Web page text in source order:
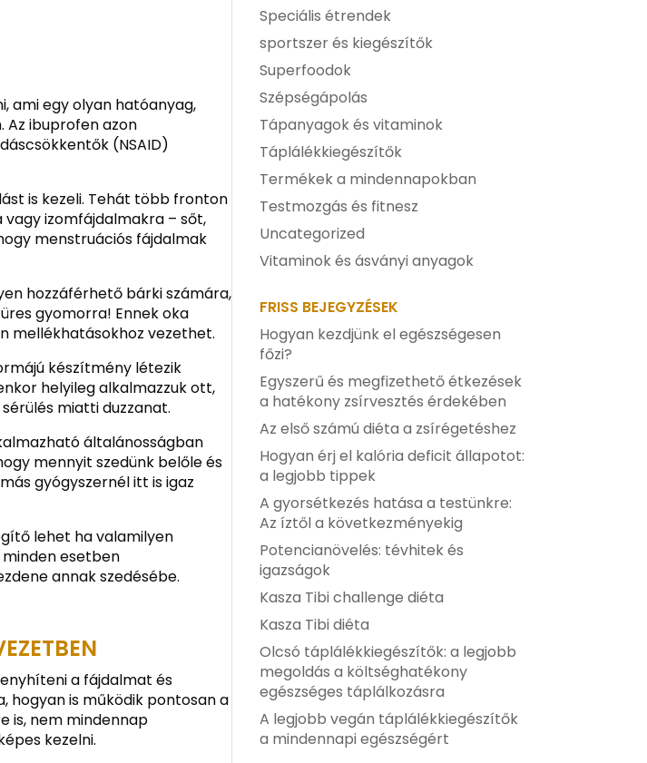
ami egy olyan hatóanyag,
Az ibuprofen azon
(NSAID)
is kezeli. Tehát több fronton
izomfájdalmakra – sőt,
menstruációs fájdalmak
hozzáférhető bárki számára,
gyomorra! Ennek oka
mellékhatásokhoz vezethet.
készítmény létezik
helyileg alkalmazzuk ott,
miatti duzzanat.
általánosságban
mennyit szedünk belőle és
gyógyszernél itt is igaz
lehet ha valamilyen
esetben
annak szedésébe.
a fájdalmat és
hogyan is működik pontosan a
is, nem mindennap
kezelni.
Speciális étrendek
sportszer és kiegészítők
Superfoodok
Szépségápolás
Tápanyagok és vitaminok
Táplálékkiegészítők
Termékek a mindennapokban
Testmozgás és fitnesz
Uncategorized
Vitaminok és ásványi anyagok
FRISS BEJEGYZÉSEK
Hogyan kezdjünk el egészségesen
főzi?
Egyszerű és megfizethető étkezések
a hatékony zsírvesztés érdekében
Az első számú diéta a zsírégetéshez
Hogyan érj el kalória deficit állapotot:
a legjobb tippek
A gyorsétkezés hatása a testünkre:
Az íztől a következményekig
Potencianövelés: tévhitek és
igazságok
Kasza Tibi challenge diéta
Kasza Tibi diéta
Olcsó táplálékkiegészítők: a legjobb
megoldás a költséghatékony
egészséges táplálkozásra
A legjobb vegán táplálékkiegészítők
a mindennapi egészségért